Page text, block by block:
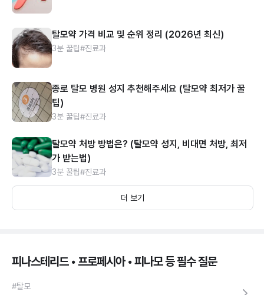
탈모약 가격 비교 및 순위 정리 (2026년 최신)
3분 꿀팁#진료과
종로 탈모 병원 성지 추천해주세요 (탈모약 최저가 꿀
팁)
3분 꿀팁#진료과
탈모약 처방 방법은? (탈모약 성지, 비대면 처방, 최저
가 받는법)
3분 꿀팁#진료과
더 보기
피나스테리드 • 프로페시아 • 피나모 등 필수 질문
#탈모